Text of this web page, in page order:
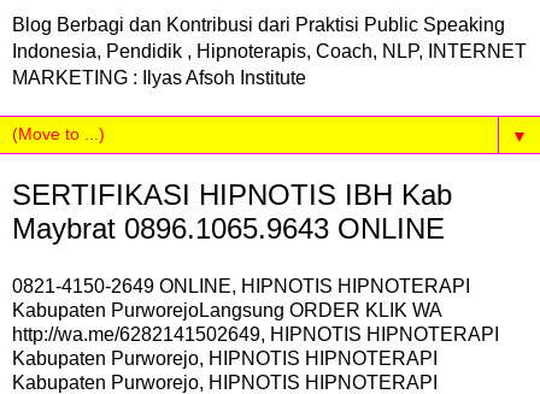
Blog Berbagi dan Kontribusi dari Praktisi Public Speaking
Indonesia, Pendidik , Hipnoterapis, Coach, NLP, INTERNET
MARKETING : Ilyas Afsoh Institute
▼
SERTIFIKASI HIPNOTIS IBH Kab
Maybrat 0896.1065.9643 ONLINE
0821-4150-2649 ONLINE, HIPNOTIS HIPNOTERAPI
Kabupaten PurworejoLangsung ORDER KLIK WA
http://wa.me/6282141502649, HIPNOTIS HIPNOTERAPI
Kabupaten Purworejo, HIPNOTIS HIPNOTERAPI
Kabupaten Purworejo, HIPNOTIS HIPNOTERAPI